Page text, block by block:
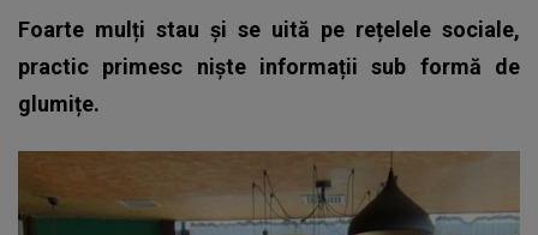
Foarte mulți stau și se uită pe rețelele sociale,
practic primesc niște informații sub formă de
glumițe.